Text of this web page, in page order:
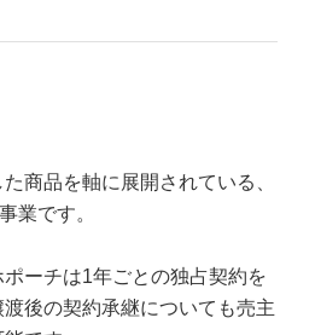
商品を軸に展開されている、
業です。
ーチは1年ごとの独占契約を
後の契約承継についても売主